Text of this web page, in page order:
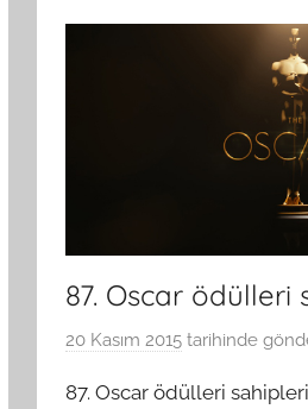
87. Oscar ödülleri
20 Kasım 2015 tarihinde
87. Oscar ödülleri